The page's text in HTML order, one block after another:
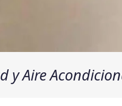
y Aire